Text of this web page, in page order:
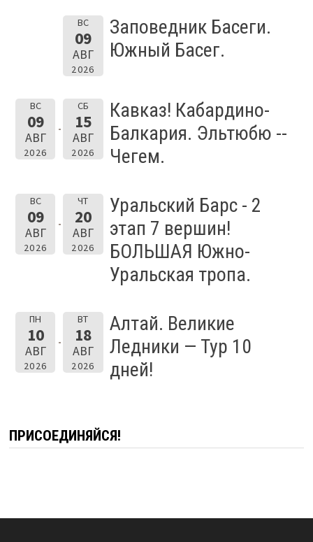
ВС
09
АВГ
2026
Заповедник Басеги.
Южный Басег.
ВС
09
АВГ
2026
СБ
15
АВГ
2026
Кавказ! Кабардино-
Балкария. Эльтюбю --
Чегем.
ВС
09
АВГ
2026
ЧТ
20
АВГ
2026
Уральский Барс - 2
этап 7 вершин!
БОЛЬШАЯ Южно-
Уральская тропа.
ПН
10
АВГ
2026
ВТ
18
АВГ
2026
Алтай. Великие
Ледники — Тур 10
дней!
ПРИСОЕДИНЯЙСЯ!